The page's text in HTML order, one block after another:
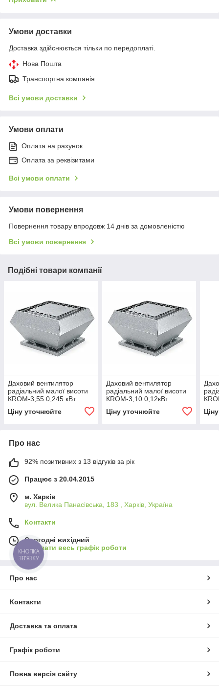
Умови доставки
Доставка здійснюється тільки по передоплаті.
Нова Пошта
Транспортна компанія
Всі умови доставки
Умови оплати
Оплата на рахунок
Оплата за реквізитами
Всі умови оплати
Умови повернення
Повернення товару впродовж 14 днів за домовленістю
Всі умови повернення
Подібні товари компанії
Даховий вентилятор
радіальний малої висоти
КRОМ-3,55 0,245 кВт
Ціну уточнюйте
Даховий вентилятор
радіальний малої висоти
КRОМ-3,10 0,12кВт
Ціну уточнюйте
Про нас
92% позитивних з 13 відгуків за рік
Працює з 20.04.2015
м. Харків
вул. Велика Панасівська, 183 , Харків, Україна
Контакти
Сьогодні вихідний
Показати весь графік роботи
Про нас
Контакти
Доставка та оплата
Графік роботи
Повна версія сайту
КНОПКА
ЗВ'ЯЗКУ